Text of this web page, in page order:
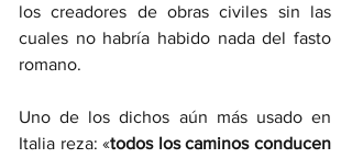
los creadores de obras civiles sin las
cuales no habría habido nada del fasto
romano.
Uno de los dichos aún más usado en
Italia reza: «todos los caminos conducen